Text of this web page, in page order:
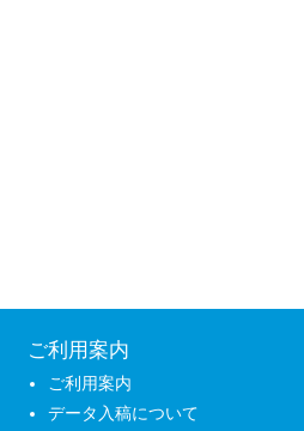
ご利用案内
ご利用案内
データ入稿について